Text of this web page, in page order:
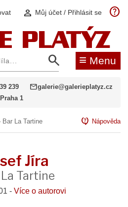
person Můj účet / Přihlásit se help
search ≡ Menu
239 mailgalerie@galerieplatyz.cz
1
La Tartine contact_support Nápověda
Jíra
La Tartine
- Více o autorovi